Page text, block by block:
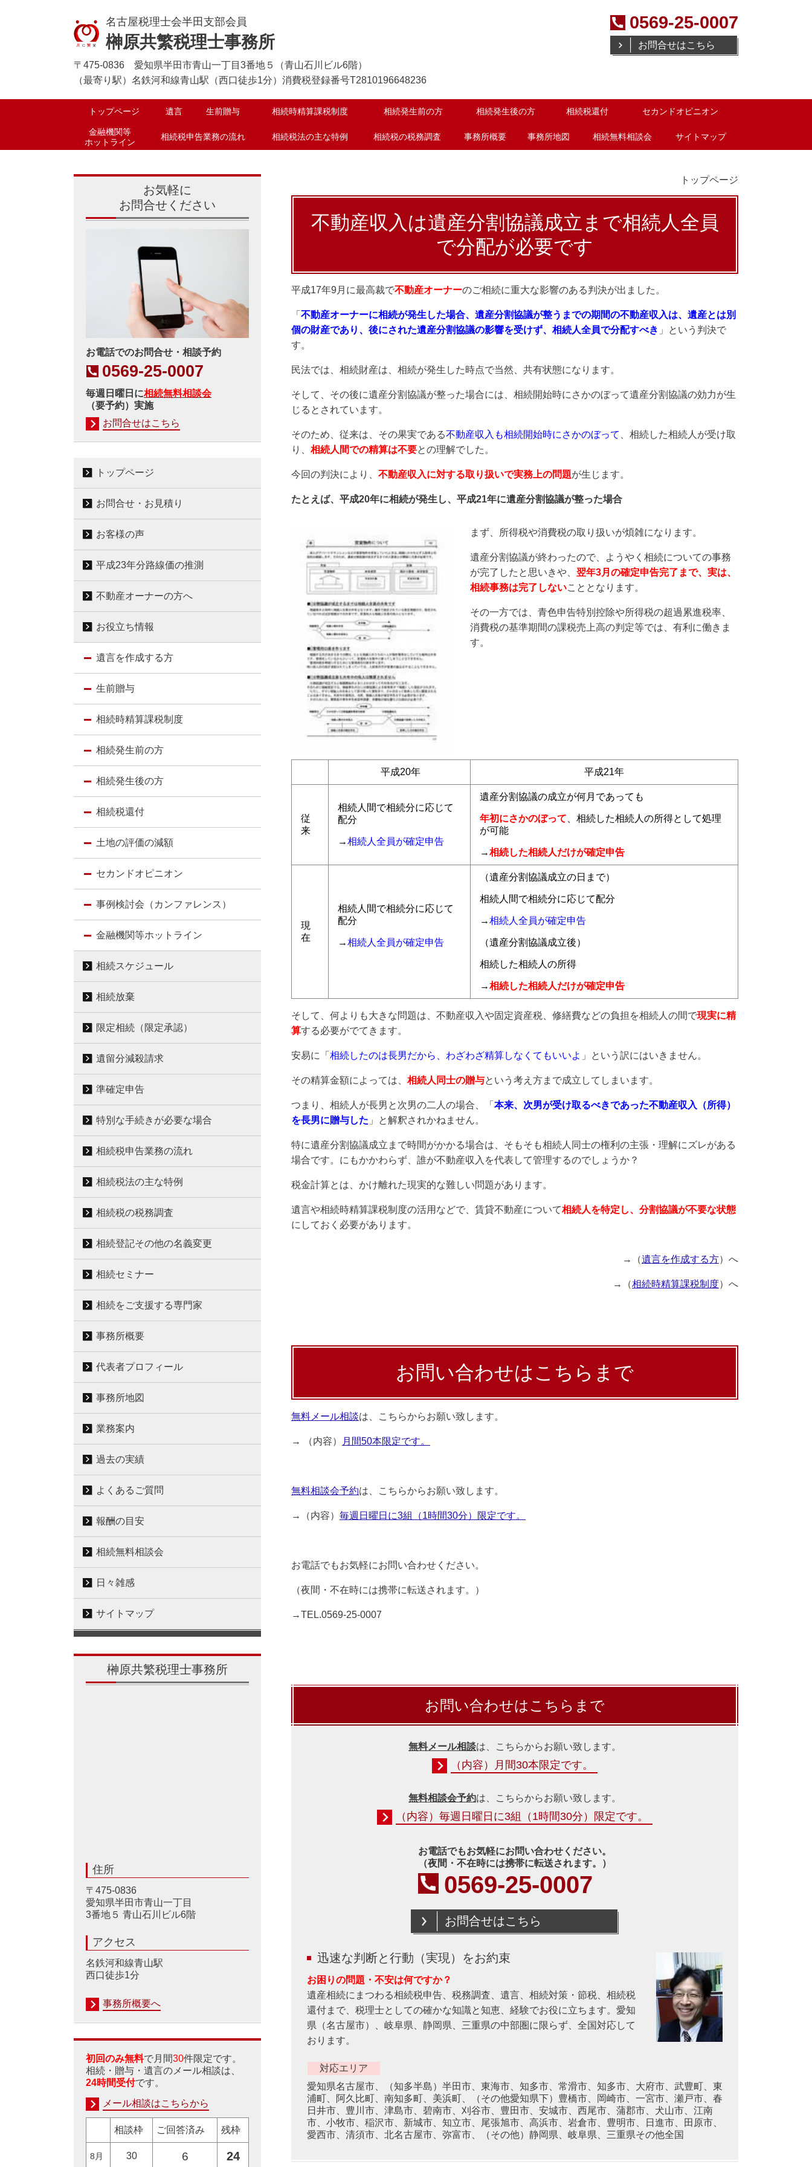
名古屋税理士会半田支部会員
榊原共繁税理士事務所
〒475-0836 愛知県半田市青山一丁目3番地５（青山石川ビル6階）
（最寄り駅）名鉄河和線青山駅（西口徒歩1分）消費税登録番号T2810196648236
0569-25-0007
お問合せはこちら
トップページ 遺言 生前贈与 相続時精算課税制度 相続発生前の方 相続発生後の方 相続税還付 セカンドオピニオン
金融機関等
ホットライン
相続税申告業務の流れ 相続税法の主な特例 相続税の税務調査 事務所概要 事務所地図 相続無料相談会 サイトマップ
トップページ
不動産収入は遺産分割協議成立まで相続人全員
で分配が必要です
平成17年9月に最高裁で不動産オーナーのご相続に重大な影響のある判決が出ました。
「 不動産オーナーに相続が発生した場合、遺産分割協議が整うまでの期間の不動産収入は、遺産とは別
個の財産であり、後にされた遺産分割協議の影響を受けず、相続人全員で分配すべき 」という判決で
す。
民法では、相続財産は、相続が発生した時点で当然、共有状態になります。
そして、その後に遺産分割協議が整った場合には、相続開始時にさかのぼって遺産分割協議の効力が生
じるとされています。
そのため、従来は、その果実である不動産収入も相続開始時にさかのぼって
、相続した相続人が受け取
り、 相続人間での精算は不要との理解でした。
今回の判決により、 不動産収入に対する取 り扱いで実務上の問題が生じます。
たとえば、平成20年に相続が発生し、平成21年に遺産分割協議が整った場合
まず、所得税や消費税の取り扱いが煩雑になります。
遺産分割協議が終わったので、ようやく相続についての事務
が完了したと思いきや、 翌年3月の確定申告完了まで、実は、
相続事務は完了しないこととなります。
その一方では、青色申告特別控除や所得税の超過累進税率、
消費税の基準期間の課税売上高の判定等では、有利に働きま
す。
平成20年 平成21年
従
来
相続人間で相続分に応じて
配分
→相続人全員が確定申告
遺産分割協議の成立が何月であっても
年初にさかのぼって 、相続した相続人の所得として処理
が可能
→相続した相続人だけが確定申告
現
在
相続人間で相続分に応じて
配分
→相続人全員が確定申告
（遺産分割協議成立の日まで）
相続人間で相続分に応じて配分
→相続人全員が確定申告
（遺産分割協議成立後）
相続した相続人の所得
→相続した相続人だけが確定申告
そして、何よりも大きな問題は、不動産収入や固定資産税、修繕費などの負担を相続人の間で現実に精
算する必要がでてきます。
安易に「 相続したのは長男だから、わざわざ精算しなくてもいいよ 」という訳にはいきません。
その精算金額によっては、 相続人同士の贈与という考え方まで成立してしまいます。
つまり、相続人が長男と次男の二人の場合、「 本来、次男が受け取るべきであった不動産収入（所得）
を長男に贈与した 」と解釈されかねません。
特に遺産分割協議成立まで時間がかかる場合は、そもそも相続人同士の権利の主張・理解にズレがある
場合です。にもかかわらず、誰が不動産収入を代表して管理するのでしょうか？
税金計算とは、かけ離れた現実的な難しい問題があります。
遺言や相続時精算課税制度の活用などで、賃貸不動産について相続人を特定 し、分割協議が不要な状態
にしておく必要があります。
→（遺言を作成する方）へ
→（相続時精算課税制度）へ
お問い合わせはこちらまで
無料メール相談は、こちらからお願い致します。
→ （内容） 月間50本限定です。
無料相談会予約は、こちらからお願い致します。
→（内容） 毎週日曜日に3組（1時間30分）限定です。
お電話でもお気軽にお問い合わせください。
（夜間・不在時には携帯に転送されます。）
→TEL.0569-25-0007
お問い合わせはこちらまで
無料メール相談は、こちらからお願い致します。
（内容）月間30本限定です。
無料相談会予約は、こちらからお願い致します。
（内容）毎週日曜日に3組（1時間30分）限定です。
お電話でもお気軽にお問い合わせください。
（夜間・不在時には携帯に転送されます。）
0569-25-0007
お問合せはこちら
迅速な判断と行動（実現）をお約束
お困りの問題・不安は何ですか？
遺産相続にまつわる相続税申告、税務調査、遺言、相続対策・節税、相続税
還付まで、税理士としての確かな知識と知恵、経験でお役に立ちます。愛知
県（名古屋市）、岐阜県、静岡県、三重県の中部圏に限らず、全国対応して
おります。
対応エリア
愛知県名古屋市、（知多半島）半田市、東海市、知多市、常滑市、知多市、大府市、武豊町、東
浦町、阿久比町、南知多町、美浜町、（その他愛知県下）豊橋市、岡崎市、一宮市、瀬戸市、春
日井市、豊川市、津島市、碧南市、刈谷市、豊田市、安城市、西尾市、蒲郡市、犬山市、江南
市、小牧市、稲沢市、新城市、知立市、尾張旭市、高浜市、岩倉市、豊明市、日進市、田原市、
愛西市、清須市、北名古屋市、弥富市、（その他）静岡県、岐阜県、三重県その他全国
お気軽に
お問合せください
お電話でのお問合せ・相談予約
0569-25-0007
毎週日曜日に相続無料相談会
（要予約）実施
お問合せはこちら
トップページ
お問合せ・お見積り
お客様の声
平成23年分路線価の推測
不動産オーナーの方へ
お役立ち情報
遺言を作成する方
生前贈与
相続時精算課税制度
相続発生前の方
相続発生後の方
相続税還付
土地の評価の減額
セカンドオピニオン
事例検討会（カンファレンス）
金融機関等ホットライン
相続スケジュール
相続放棄
限定相続（限定承認）
遺留分減殺請求
準確定申告
特別な手続きが必要な場合
相続税申告業務の流れ
相続税法の主な特例
相続税の税務調査
相続登記その他の名義変更
相続セミナー
相続をご支援する専門家
事務所概要
代表者プロフィール
事務所地図
業務案内
過去の実績
よくあるご質問
報酬の目安
相続無料相談会
日々雑感
サイトマップ
榊原共繁税理士事務所
住所
〒475-0836
愛知県半田市青山一丁目
3番地５ 青山石川ビル6階
アクセス
名鉄河和線青山駅
西口徒歩1分
事務所概要へ
初回のみ無料で月間30件限定です。
相続・贈与・遺言のメール相談は、
24時間受付です。
メール相談はこちらから
相談枠 ご回答済み 残枠
8月 30 6 24